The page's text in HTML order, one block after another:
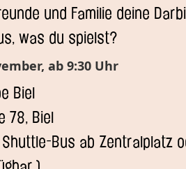
und Familie deine
was du spielst?
ab 9:30 Uhr
Biel
78, Biel
Bus ab Zentralplatz